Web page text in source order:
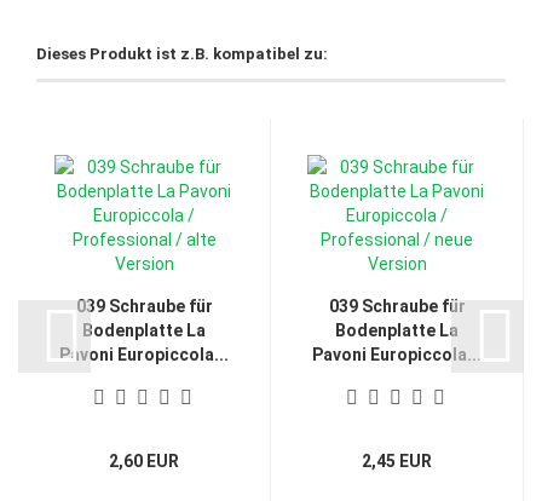
Dieses Produkt ist z.B. kompatibel zu:
039 Schraube für
Bodenplatte La
Pavoni Europiccola...
2,60 EUR
039 Schraube für
Bodenplatte La
Pavoni Europiccola...
2,45 EUR